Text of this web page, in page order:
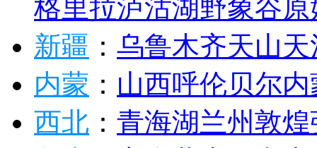
格里拉泸沽湖野象谷
新疆 ： 乌鲁木齐天山天
内蒙 ： 山西呼伦贝尔
西北 ： 青海湖兰州敦煌